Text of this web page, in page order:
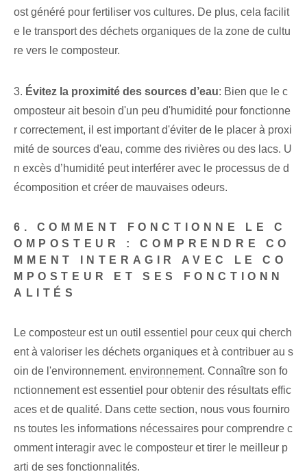
ost généré pour fertiliser vos cultures. De plus, cela facilit
e le transport des déchets organiques de la zone de cultu
re vers le composteur.
3. Évitez la proximité des sources d’eau: Bien que le c
omposteur ait besoin d'un peu d'humidité pour fonctionne
r correctement, il est important d'éviter de le placer à proxi
mité de sources d'eau, comme des rivières ou des lacs. U
n excès d’humidité peut interférer avec le processus de d
écomposition et créer de mauvaises odeurs.
6. COMMENT FONCTIONNE LE C
OMPOSTEUR : COMPRENDRE CO
MMENT INTERAGIR AVEC LE CO
MPOSTEUR ET SES FONCTIONN
ALITÉS
Le composteur est un outil essentiel pour ceux qui cherch
ent à valoriser les déchets organiques et à contribuer au s
oin de l'environnement. environnement. Connaître son fo
nctionnement est essentiel pour obtenir des résultats effic
aces et de qualité. Dans cette section, nous vous fourniro
ns toutes les informations nécessaires pour comprendre c
omment interagir avec le composteur et tirer le meilleur p
arti de ses fonctionnalités.